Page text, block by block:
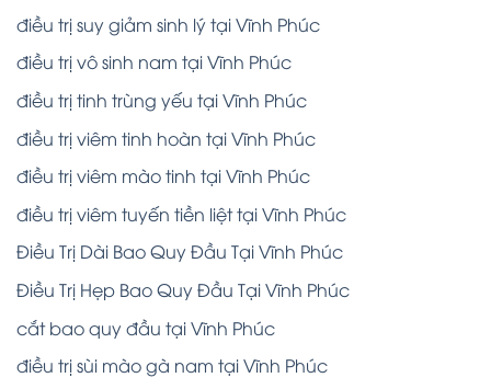
điều trị suy giảm sinh lý tại Vĩnh Phúc
điều trị vô sinh nam tại Vĩnh Phúc
điều trị tinh trùng yếu tại Vĩnh Phúc
điều trị viêm tinh hoàn tại Vĩnh Phúc
điều trị viêm mào tinh tại Vĩnh Phúc
điều trị viêm tuyến tiền liệt tại Vĩnh Phúc
Điều Trị Dài Bao Quy Đầu Tại Vĩnh Phúc
Điều Trị Hẹp Bao Quy Đầu Tại Vĩnh Phúc
cắt bao quy đầu tại Vĩnh Phúc
điều trị sùi mào gà nam tại Vĩnh Phúc